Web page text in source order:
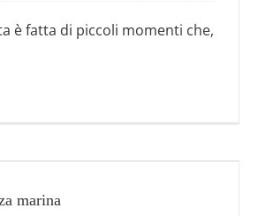
è fatta di piccoli momenti che,
marina